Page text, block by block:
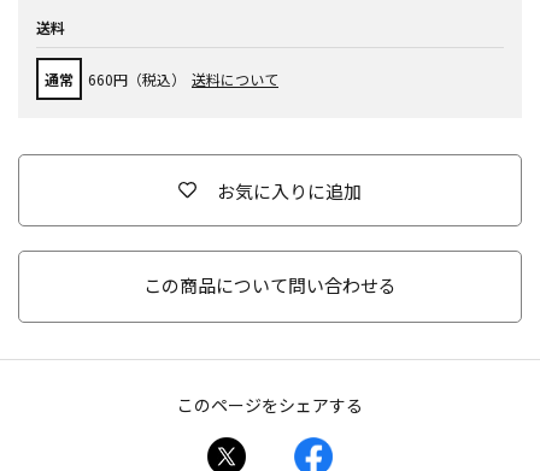
送料
通常 660円（税込） 送料について
お気に入りに追加
この商品について問い合わせる
このページをシェアする